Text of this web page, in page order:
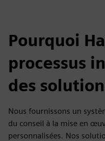
Pourquoi
processus
des
Nous fournissons un
du conseil à la mise en
personnalisées. Nos